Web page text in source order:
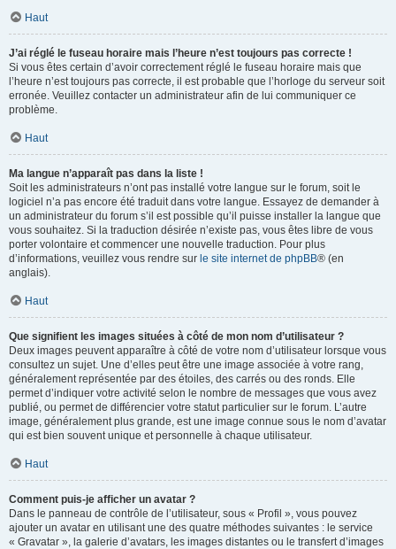
Haut
J’ai réglé le fuseau horaire mais l’heure n’est toujours pas correcte !
Si vous êtes certain d’avoir correctement réglé le fuseau horaire mais que
l’heure n’est toujours pas correcte, il est probable que l’horloge du serveur soit
erronée. Veuillez contacter un administrateur afin de lui communiquer ce
problème.
Haut
Ma langue n’apparaît pas dans la liste !
Soit les administrateurs n’ont pas installé votre langue sur le forum, soit le
logiciel n’a pas encore été traduit dans votre langue. Essayez de demander à
un administrateur du forum s’il est possible qu’il puisse installer la langue que
vous souhaitez. Si la traduction désirée n’existe pas, vous êtes libre de vous
porter volontaire et commencer une nouvelle traduction. Pour plus
d’informations, veuillez vous rendre sur le site internet de phpBB® (en
anglais).
Haut
Que signifient les images situées à côté de mon nom d’utilisateur ?
Deux images peuvent apparaître à côté de votre nom d’utilisateur lorsque vous
consultez un sujet. Une d’elles peut être une image associée à votre rang,
généralement représentée par des étoiles, des carrés ou des ronds. Elle
permet d’indiquer votre activité selon le nombre de messages que vous avez
publié, ou permet de différencier votre statut particulier sur le forum. L’autre
image, généralement plus grande, est une image connue sous le nom d’avatar
qui est bien souvent unique et personnelle à chaque utilisateur.
Haut
Comment puis-je afficher un avatar ?
Dans le panneau de contrôle de l’utilisateur, sous « Profil », vous pouvez
ajouter un avatar en utilisant une des quatre méthodes suivantes : le service
« Gravatar », la galerie d’avatars, les images distantes ou le transfert d’images